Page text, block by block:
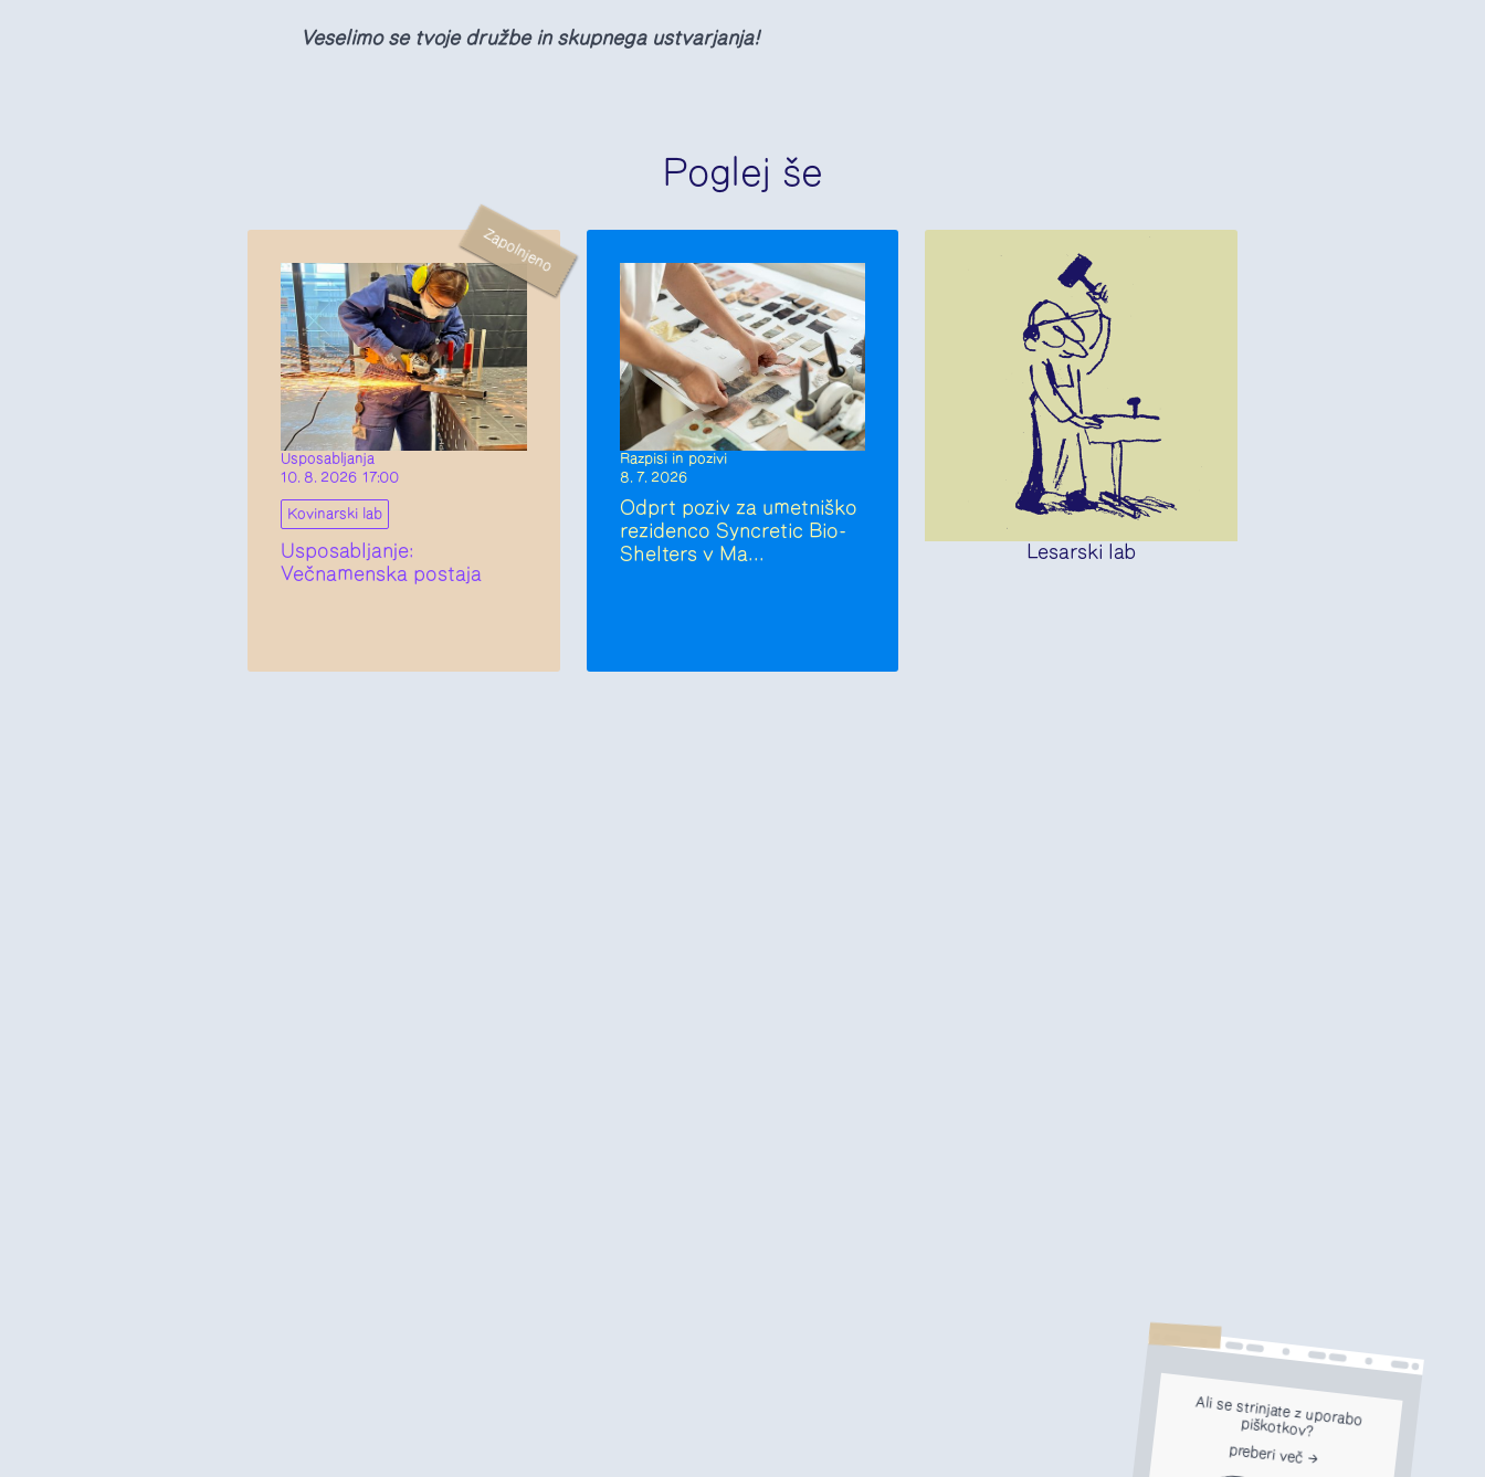
Veselimo se tvoje družbe in skupnega ustvarjanja!
Poglej še
Usposabljanja
10. 8. 2026 17:00
Kovinarski lab
Usposabljanje:
Večnamenska postaja
Zapolnjeno
Razpisi in pozivi
8. 7. 2026
Odprt poziv za umetniško
rezidenco Syncretic Bio-
Shelters v Ma...
Lesarski lab
Ali se strinjate z uporabo
piškotkov?
preberi več